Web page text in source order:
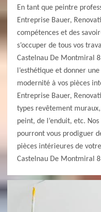
En tant que peintre
Entreprise Bauer,
compétences et des
s’occuper de tous vos
Castelnau De Montmiral
l’esthétique et donner
modernité à vos pièces
Entreprise Bauer,
types revêtement
peint, de l’enduit, etc.
pourront vous prodiguer
pièces intérieures de
Castelnau De Montmiral